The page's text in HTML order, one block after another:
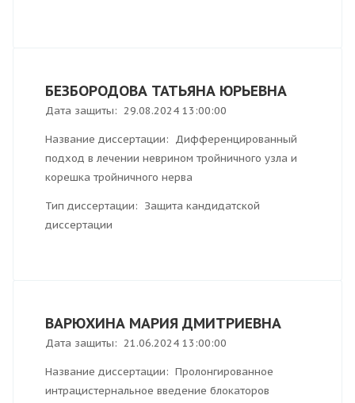
БЕЗБОРОДОВА ТАТЬЯНА ЮРЬЕВНА
Дата защиты: 29.08.2024 13:00:00
Название диссертации: Дифференцированный
подход в лечении неврином тройничного узла и
корешка тройничного нерва
Тип диссертации: Защита кандидатской
диссертации
ВАРЮХИНА МАРИЯ ДМИТРИЕВНА
Дата защиты: 21.06.2024 13:00:00
Название диссертации: Пролонгированное
интрацистернальное введение блокаторов